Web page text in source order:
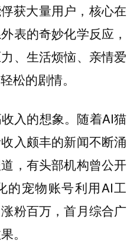
获大量用户，核心在
表的奇妙化学反应，
、生活烦恼、亲情爱
松的剧情。
入的想象。随着AI猫
入颇丰的新闻不断涌
，有头部机构曾公开
的宠物账号利用AI工
粉百万，首月综合广
。